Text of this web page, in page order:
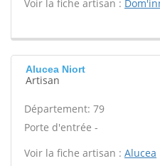
Voir la fiche artisan :
Alucea Niort
Artisan
Département: 79
Porte d'entrée -
Voir la fiche artisan : Alucea